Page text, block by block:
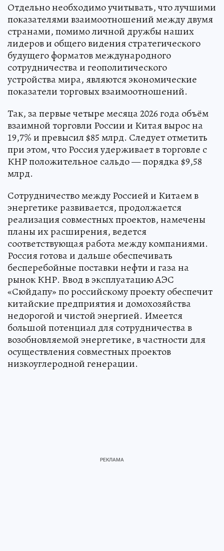
Отдельно необходимо учитывать, что лучшими
показателями взаимоотношений между двумя
странами, помимо личной дружбы наших
лидеров и общего видения стратегического
будущего форматов международного
сотрудничества и геополитического
устройства мира, являются экономические
показатели торговых взаимоотношений.
Так, за первые четыре месяца 2026 года объём
взаимной торговли России и Китая вырос на
19,7% и превысил $85 млрд. Следует отметить
при этом, что Россия удерживает в торговле с
КНР положительное сальдо — порядка $9,58
млрд.
Сотрудничество между Россией и Китаем в
энергетике развивается, продолжается
реализация совместных проектов, намечены
планы их расширения, ведется
соответствующая работа между компаниями.
Россия готова и дальше обеспечивать
бесперебойные поставки нефти и газа на
рынок КНР. Ввод в эксплуатацию АЭС
«Сюйдапу» по российскому проекту обеспечит
китайские предприятия и домохозяйства
недорогой и чистой энергией. Имеется
большой потенциал для сотрудничества в
возобновляемой энергетике, в частности для
осуществления совместных проектов
низкоуглеродной генерации.